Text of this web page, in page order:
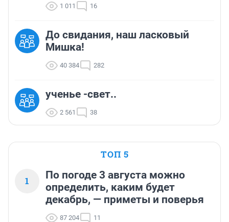
1 011 16
До свидания, наш ласковый
Мишка!
40 384 282
ученье -свет..
2 561 38
ТОП 5
1
По погоде 3 августа можно
определить, каким будет
декабрь, — приметы и поверья
87 204 11